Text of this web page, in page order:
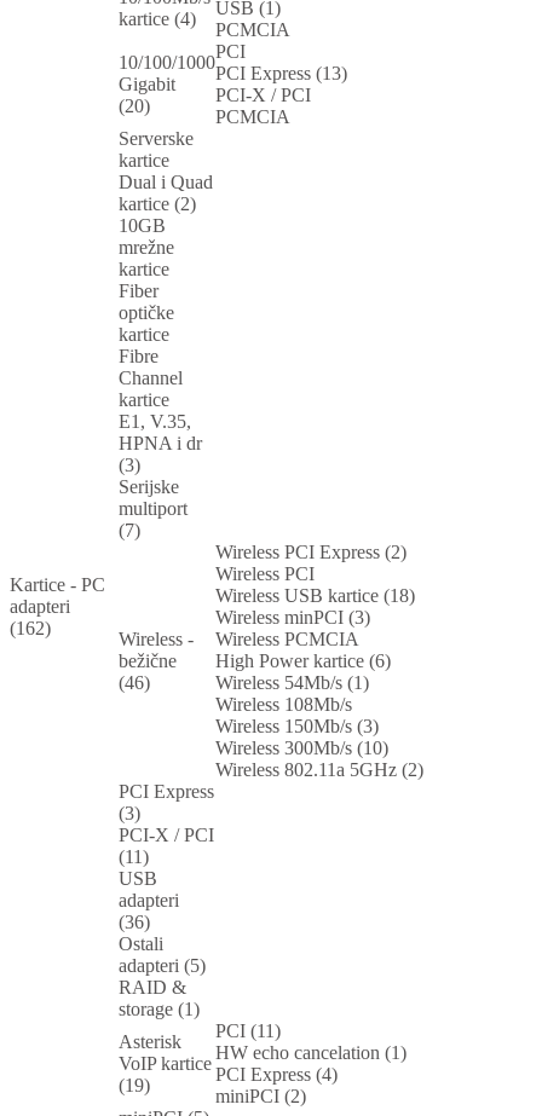
Kartice - PC
adapteri
(162)
kartice (4)
USB (1)
PCMCIA
10/100/1000
Gigabit
(20)
PCI
PCI Express (13)
PCI-X / PCI
PCMCIA
Serverske
kartice
Dual i Quad
kartice (2)
10GB
mrežne
kartice
Fiber
optičke
kartice
Fibre
Channel
kartice
E1, V.35,
HPNA i dr
(3)
Serijske
multiport
(7)
Wireless -
bežične
(46)
Wireless PCI Express (2)
Wireless PCI
Wireless USB kartice (18)
Wireless minPCI (3)
Wireless PCMCIA
High Power kartice (6)
Wireless 54Mb/s (1)
Wireless 108Mb/s
Wireless 150Mb/s (3)
Wireless 300Mb/s (10)
Wireless 802.11a 5GHz (2)
PCI Express
(3)
PCI-X / PCI
(11)
USB
adapteri
(36)
Ostali
adapteri (5)
RAID &
storage (1)
Asterisk
VoIP kartice
(19)
PCI (11)
HW echo cancelation (1)
PCI Express (4)
miniPCI (2)